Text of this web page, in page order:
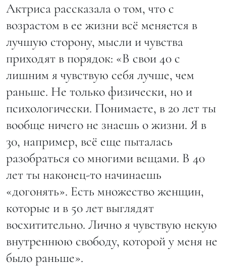
Актриса рассказала о том, что с
возрастом в ее жизни всё меняется в
лучшую сторону, мысли и чувства
приходят в порядок: «В свои 40 с
лишним я чувствую себя лучше, чем
раньше. Не только физически, но и
психологически. Понимаете, в 20 лет ты
вообще ничего не знаешь о жизни. Я в
30, например, всё еще пыталась
разобраться со многими вещами. В 40
лет ты наконец-то начинаешь
«догонять». Есть множество женщин,
которые и в 50 лет выглядят
восхитительно. Лично я чувствую некую
внутреннюю свободу, которой у меня не
было раньше».